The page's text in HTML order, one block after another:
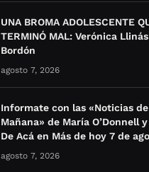
UNA BROMA ADOLESCENTE
TERMINÓ MAL: Verónica
Bordón
agosto 7, 2026
Informate con las «Noticias
Mañana» de María O’Donnell
De Acá en Más de hoy 7 de
agosto 7, 2026